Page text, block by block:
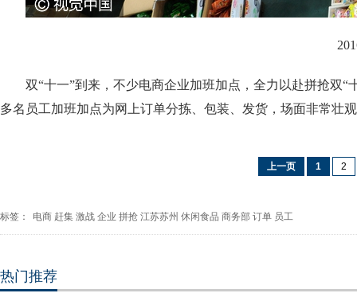
2016
双“十一”到来，不少电商企业加班加点，全力以赴拼抢双
多名员工加班加点为网上订单分拣、包装、发货，场面非常壮
上一页 1 2
标签： 电商 赶集 激战 企业 拼抢 江苏苏州 休闲食品 商务部 订单 员工
热门推荐